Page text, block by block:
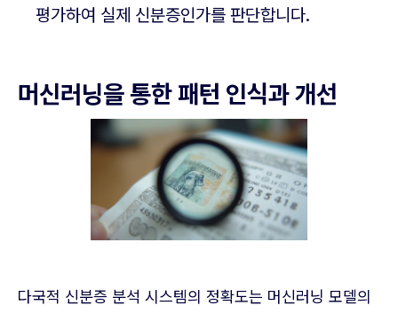
평가하여 실제 신분증인가를 판단합니다.
머신러닝을 통한 패턴 인식과 개선
다국적 신분증 분석 시스템의 정확도는 머신러닝 모델의